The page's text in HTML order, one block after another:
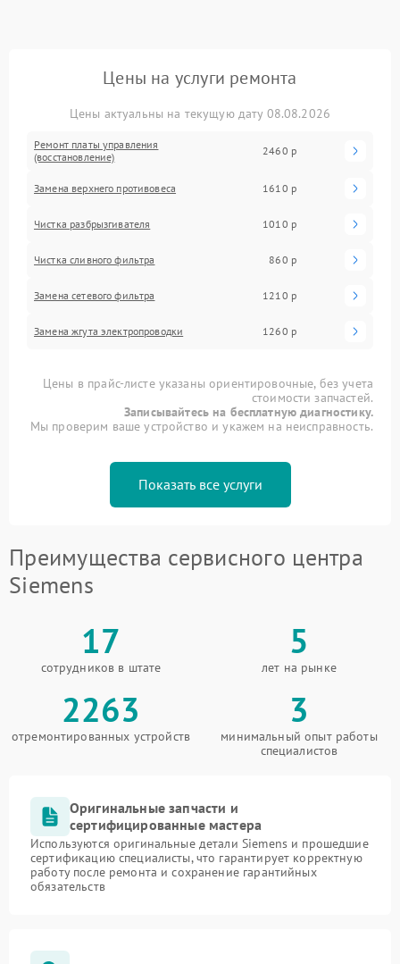
Цены на услуги ремонта
Цены актуальны на текущую дату 08.08.2026
Ремонт платы управления
(восстановление)
2460 р
Замена верхнего противовеса 1610 р
Чистка разбрызгивателя 1010 р
Чистка сливного фильтра 860 р
Замена сетевого фильтра 1210 р
Замена жгута электропроводки 1260 р
Цены в прайс-листе указаны ориентировочные, без учета
стоимости запчастей.
Записывайтесь на бесплатную диагностику.
Мы проверим ваше устройство и укажем на неисправность.
Показать все услуги
Преимущества сервисного центра
Siemens
17
сотрудников в штате
5
лет на рынке
2263
отремонтированных устройств
3
минимальный опыт работы
специалистов
Оригинальные запчасти и
сертифицированные мастера
Используются оригинальные детали Siemens и прошедшие
сертификацию специалисты, что гарантирует корректную
работу после ремонта и сохранение гарантийных
обязательств